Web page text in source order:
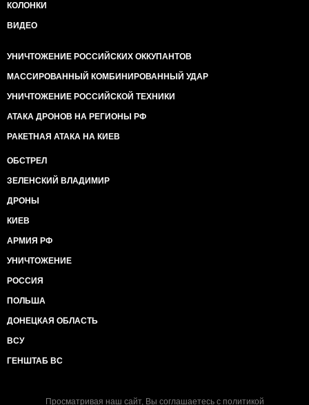
КОЛОНКИ
ВИДЕО
УНИЧТОЖЕНИЕ РОССИЙСКИХ ОККУПАНТОВ
МАССИРОВАННЫЙ КОМБИНИРОВАННЫЙ УДАР
УНИЧТОЖЕНИЕ РОССИЙСКОЙ ТЕХНИКИ
АТАКА ДРОНОВ НА РЕГИОНЫ РФ
РАКЕТНАЯ АТАКА НА КИЕВ
ОБСТРЕЛ
ЗЕЛЕНСКИЙ ВЛАДИМИР
ДРОНЫ
КИЕВ
АРМИЯ РФ
УНИЧТОЖЕНИЕ
РОССИЯ
ПОЛЬША
ДОНЕЦКАЯ ОБЛАСТЬ
ВСУ
ГЕНШТАБ ВС
Просматривая наш сайт, Вы соглашаетесь с политикой